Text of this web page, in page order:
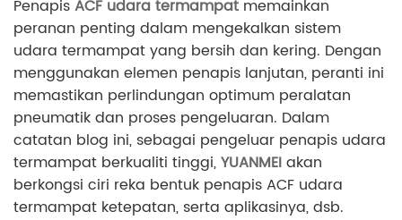
PenapisACF udara termampat memainkan
peranan penting dalam mengekalkan sistem
udara termampat yang bersih dan kering. Dengan
menggunakan elemen penapis lanjutan, peranti ini
memastikan perlindungan optimum peralatan
pneumatik dan proses pengeluaran. Dalam
catatan blog ini, sebagai pengeluar penapis udara
termampat berkualiti tinggi,YUANMEIakan
berkongsi ciri reka bentuk penapis ACF udara
termampat ketepatan, serta aplikasinya, dsb.